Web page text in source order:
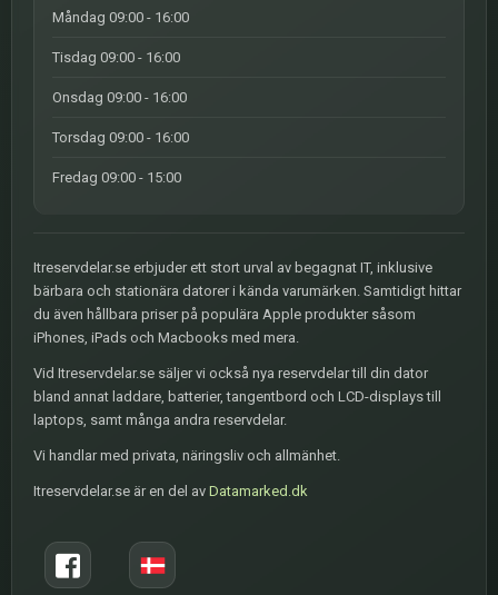
Måndag 09:00 - 16:00
Tisdag 09:00 - 16:00
Onsdag 09:00 - 16:00
Torsdag 09:00 - 16:00
Fredag 09:00 - 15:00
Itreservdelar.se erbjuder ett stort urval av begagnat IT, inklusive
bärbara och stationära datorer i kända varumärken. Samtidigt hittar
du även hållbara priser på populära Apple produkter såsom
iPhones, iPads och Macbooks med mera.
Vid Itreservdelar.se säljer vi också nya reservdelar till din dator
bland annat laddare, batterier, tangentbord och LCD-displays till
laptops, samt många andra reservdelar.
Vi handlar med privata, näringsliv och allmänhet.
Itreservdelar.se är en del av Datamarked.dk